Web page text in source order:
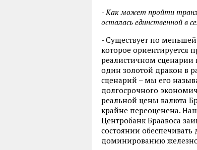
- Как может пройти
осталась единственной в
- Существует по
которое ориентируется
реалистичном
один золотой дракон в
сценарий – мы его
долгосрочного
реальной цены валюта
крайне переоценена.
Центробанк Браавоса
состоянии
доминированию